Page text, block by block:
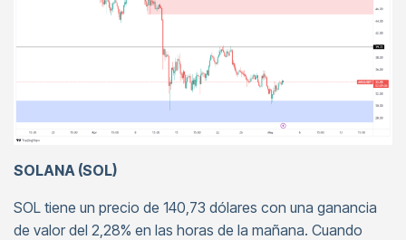
SOLANA (SOL)
SOL tiene un precio de 140,73 dólares con una ganancia
de valor del 2,28% en las horas de la mañana. Cuando